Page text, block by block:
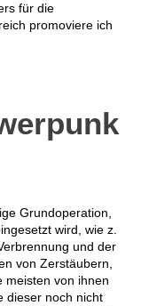
für die
promoviere ich
Grundoperation,
wird, wie z.
und der
von Zerstäubern,
meisten von ihnen
dieser noch nicht